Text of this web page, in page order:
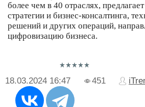
более чем в 40 отраслях,
стратегии и бизнес-консалтинга,
решений и других операций,
цифровизацию бизнеса.
18.03.2024 16:47 451